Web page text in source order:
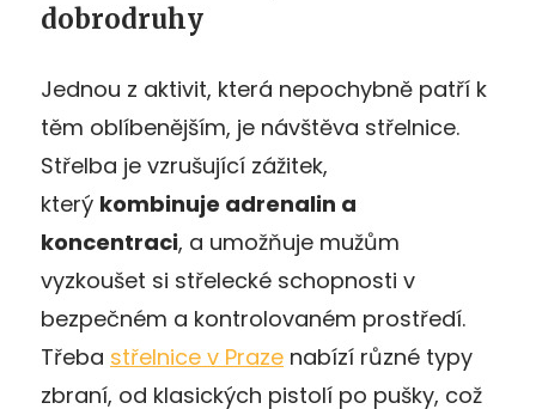
dobrodruhy
Jednou z aktivit, která nepochybně patří k
těm oblíbenějším, je návštěva střelnice.
Střelba je vzrušující zážitek,
který kombinuje adrenalin a
koncentraci, a umožňuje mužům
vyzkoušet si střelecké schopnosti v
bezpečném a kontrolovaném prostředí.
Třeba střelnice v Praze nabízí různé typy
zbraní, od klasických pistolí po pušky, což